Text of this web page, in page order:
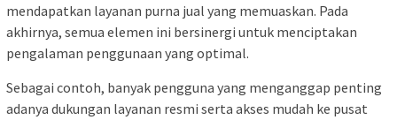
mendapatkan layanan purna jual yang memuaskan. Pada
akhirnya, semua elemen ini bersinergi untuk menciptakan
pengalaman penggunaan yang optimal.
Sebagai contoh, banyak pengguna yang menganggap penting
adanya dukungan layanan resmi serta akses mudah ke pusat